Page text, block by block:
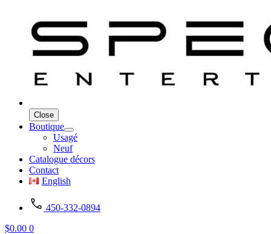
Close
Boutique
Usagé
Neuf
Catalogue décors
Contact
English
450-332-0894
$0.00 0